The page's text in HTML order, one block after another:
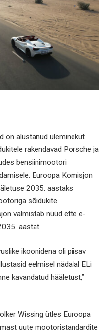
on alustanud üleminekut
rakendavad Porsche ja
bensiinimootori
Euroopa Komisjon
2035. aastaks
sõidukite
valmistab nüüd ette e-
aastat.
ikoonidena oli piisav
eelmisel nädalal ELi
kavandatud hääletust,”
Wissing ütles Euroopa
uute mootoristandardite